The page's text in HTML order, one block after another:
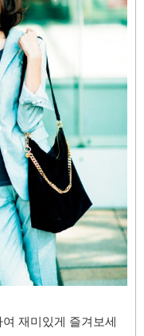
재미있게 즐겨보세